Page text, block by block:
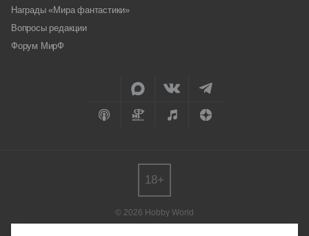
Награды «Мира фантастики»
Вопросы редакции
Форум МирФ
© 2026 Hobby World
18+